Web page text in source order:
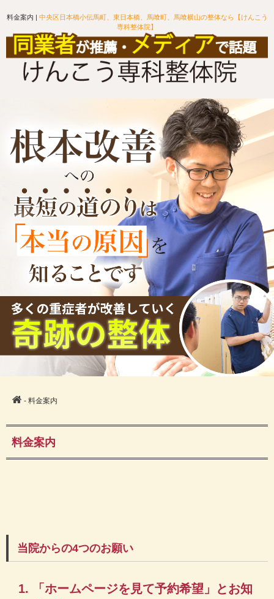
料金案内 | 中央区日本橋小伝馬町、東日本橋、馬喰町、馬喰横山の整体なら【けんこう
専科整体院】
- 料金案内
料金案内
当院からの4つのお願い
1. 「ホームページを見て予約希望」とお知